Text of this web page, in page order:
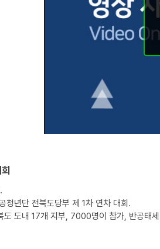
청년단 전북도당부 제 1차 연차 대회.
도 도내 17개 지부, 7000명이 참가, 반공태